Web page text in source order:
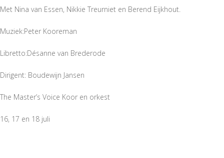
Met Nina van Essen, Nikkie Treurniet en Berend Eijkhout.
Muziek:Peter Kooreman
Libretto:Désanne van Brederode
Dirigent: Boudewijn Jansen
The Master’s Voice Koor en orkest
16, 17 en 18 juli